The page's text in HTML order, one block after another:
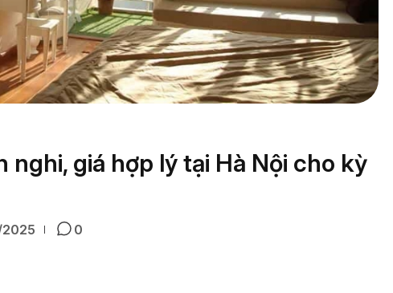
nghi, giá hợp lý tại Hà Nội cho kỳ
0